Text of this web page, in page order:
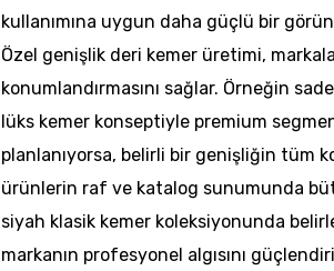
kullanımına uygun daha güçlü bir
Özel genişlik deri kemer üretimi,
konumlandırmasını sağlar. Örneğin
lüks kemer konseptiyle premium
planlanıyorsa, belirli bir genişliğin tüm
ürünlerin raf ve katalog sunumunda
siyah klasik kemer koleksiyonunda
markanın profesyonel algısını